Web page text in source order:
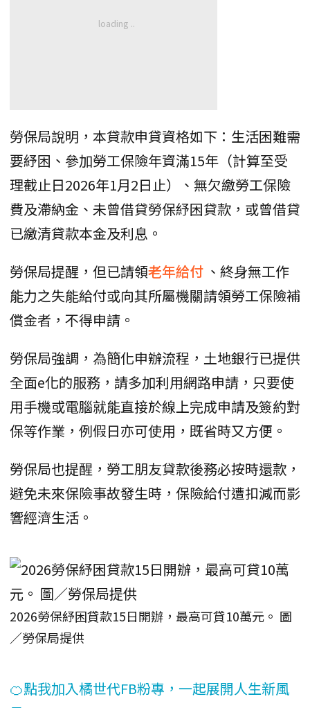
勞保局說明，本貸款申貸資格如下：生活困難需
要紓困、參加勞工保險年資滿15年（計算至受
理截止日2026年1月2日止）、無欠繳勞工保險
費及滯納金、未曾借貸勞保紓困貸款，或曾借貸
已繳清貸款本金及利息。
勞保局提醒，但已請領老年給付 、終身無工作
能力之失能給付或向其所屬機關請領勞工保險補
償金者，不得申請。
勞保局強調，為簡化申辦流程，土地銀行已提供
全面e化的服務，請多加利用網路申請，只要使
用手機或電腦就能直接於線上完成申請及簽約對
保等作業，例假日亦可使用，既省時又方便。
勞保局也提醒，勞工朋友貸款後務必按時還款，
避免未來保險事故發生時，保險給付遭扣減而影
響經濟生活。
2026勞保紓困貸款15日開辦，最高可貸10萬元。 圖
／勞保局提供
🍊點我加入橘世代FB粉專，一起展開人生新風